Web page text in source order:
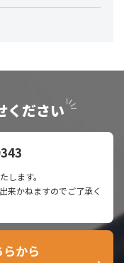
ください
します。
来かねますのでご了承く
から